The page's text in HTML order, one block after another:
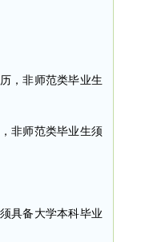
，非师范类毕业生
非师范类毕业生须
具备大学本科毕业